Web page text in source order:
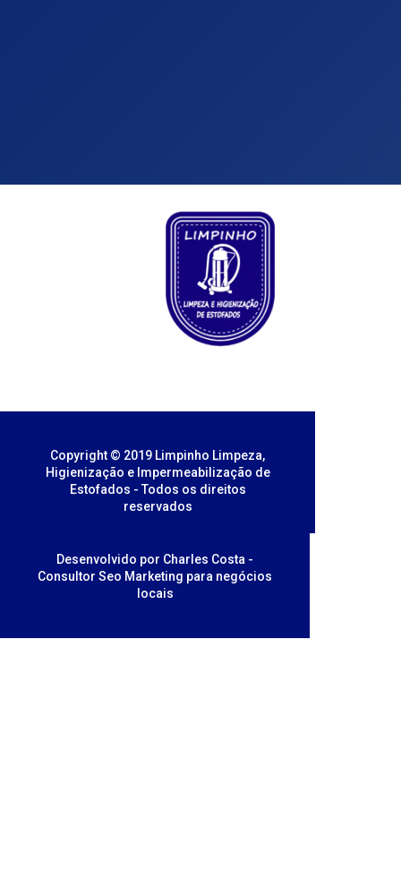
Copyright © 2019 Limpinho Limpeza,
Higienização e Impermeabilização de
Estofados - Todos os direitos
reservados
Desenvolvido por Charles Costa -
Consultor Seo Marketing para negócios
locais